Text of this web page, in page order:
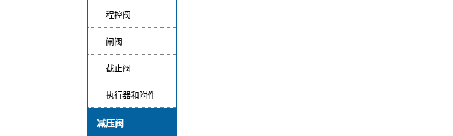
程控阀
闸阀
截止阀
执行器和附件
减压阀